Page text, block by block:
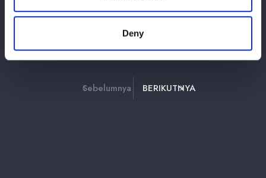
Deny
3
Sebelumnya BERIKUTNYA